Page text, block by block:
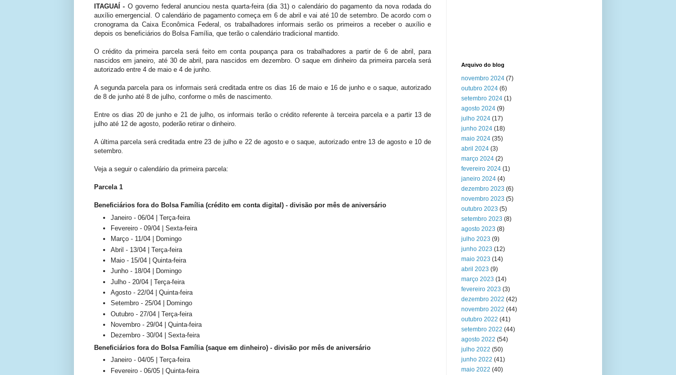
ITAGUAÍ - O governo federal anunciou nesta quarta-feira (dia 31) o calendário do pagamento da nova rodada do
auxílio emergencial. O calendário de pagamento começa em 6 de abril e vai até 10 de setembro. De acordo com o
cronograma da Caixa Econômica Federal, os trabalhadores informais serão os primeiros a receber o auxílio e
depois os beneficiários do Bolsa Família, que terão o calendário tradicional mantido.
O crédito da primeira parcela será feito em conta poupança para os trabalhadores a partir de 6 de abril, para
nascidos em janeiro, até 30 de abril, para nascidos em dezembro. O saque em dinheiro da primeira parcela será
autorizado entre 4 de maio e 4 de junho.
A segunda parcela para os informais será creditada entre os dias 16 de maio e 16 de junho e o saque, autorizado
de 8 de junho até 8 de julho, conforme o mês de nascimento.
Entre os dias 20 de junho e 21 de julho, os informais terão o crédito referente à terceira parcela e a partir 13 de
julho até 12 de agosto, poderão retirar o dinheiro.
A última parcela será creditada entre 23 de julho e 22 de agosto e o saque, autorizado entre 13 de agosto e 10 de
setembro.
Veja a seguir o calendário da primeira parcela:
Parcela 1
Beneficiários fora do Bolsa Família (crédito em conta digital) - divisão por mês de aniversário
Janeiro - 06/04 | Terça-feira
Fevereiro - 09/04 | Sexta-feira
Março - 11/04 | Domingo
Abril - 13/04 | Terça-feira
Maio - 15/04 | Quinta-feira
Junho - 18/04 | Domingo
Julho - 20/04 | Terça-feira
Agosto - 22/04 | Quinta-feira
Setembro - 25/04 | Domingo
Outubro - 27/04 | Terça-feira
Novembro - 29/04 | Quinta-feira
Dezembro - 30/04 | Sexta-feira
Beneficiários fora do Bolsa Família (saque em dinheiro) - divisão por mês de aniversário
Janeiro - 04/05 | Terça-feira
Fevereiro - 06/05 | Quinta-feira
Arquivo do blog
novembro 2024 (7)
outubro 2024 (6)
setembro 2024 (1)
agosto 2024 (9)
julho 2024 (17)
junho 2024 (18)
maio 2024 (35)
abril 2024 (3)
março 2024 (2)
fevereiro 2024 (1)
janeiro 2024 (4)
dezembro 2023 (6)
novembro 2023 (5)
outubro 2023 (5)
setembro 2023 (8)
agosto 2023 (8)
julho 2023 (9)
junho 2023 (12)
maio 2023 (14)
abril 2023 (9)
março 2023 (14)
fevereiro 2023 (3)
dezembro 2022 (42)
novembro 2022 (44)
outubro 2022 (41)
setembro 2022 (44)
agosto 2022 (54)
julho 2022 (50)
junho 2022 (41)
maio 2022 (40)